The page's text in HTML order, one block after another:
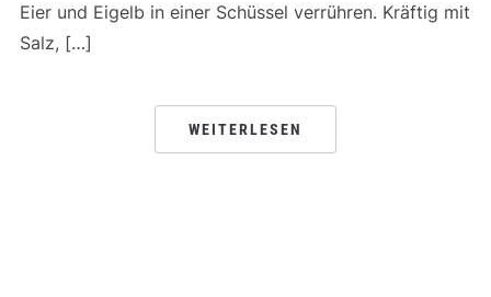
Eier und Eigelb in einer Schüssel verrühren. Kräftig mit
Salz, […]
WEITERLESEN